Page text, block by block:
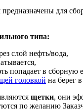
предназначены для
типа:
слой нефть/вода,
попадает в сборную
головкой на берег в
щетки, они
по желанию